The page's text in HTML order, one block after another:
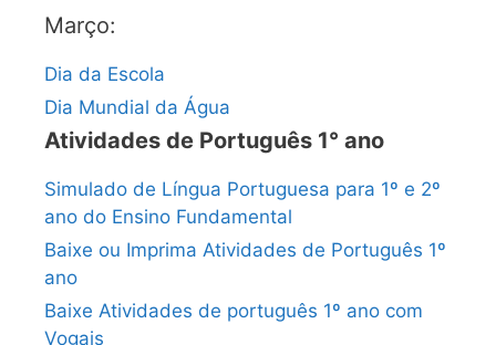
Março:
Dia da Escola
Dia Mundial da Água
Atividades de Português 1° ano
Simulado de Língua Portuguesa para 1º e 2º
ano do Ensino Fundamental
Baixe ou Imprima Atividades de Português 1º
ano
Baixe Atividades de português 1º ano com
Vogais